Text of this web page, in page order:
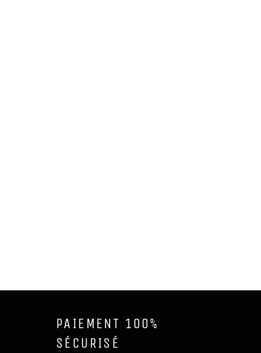
PAIEMENT 100%
SÉCURISÉ